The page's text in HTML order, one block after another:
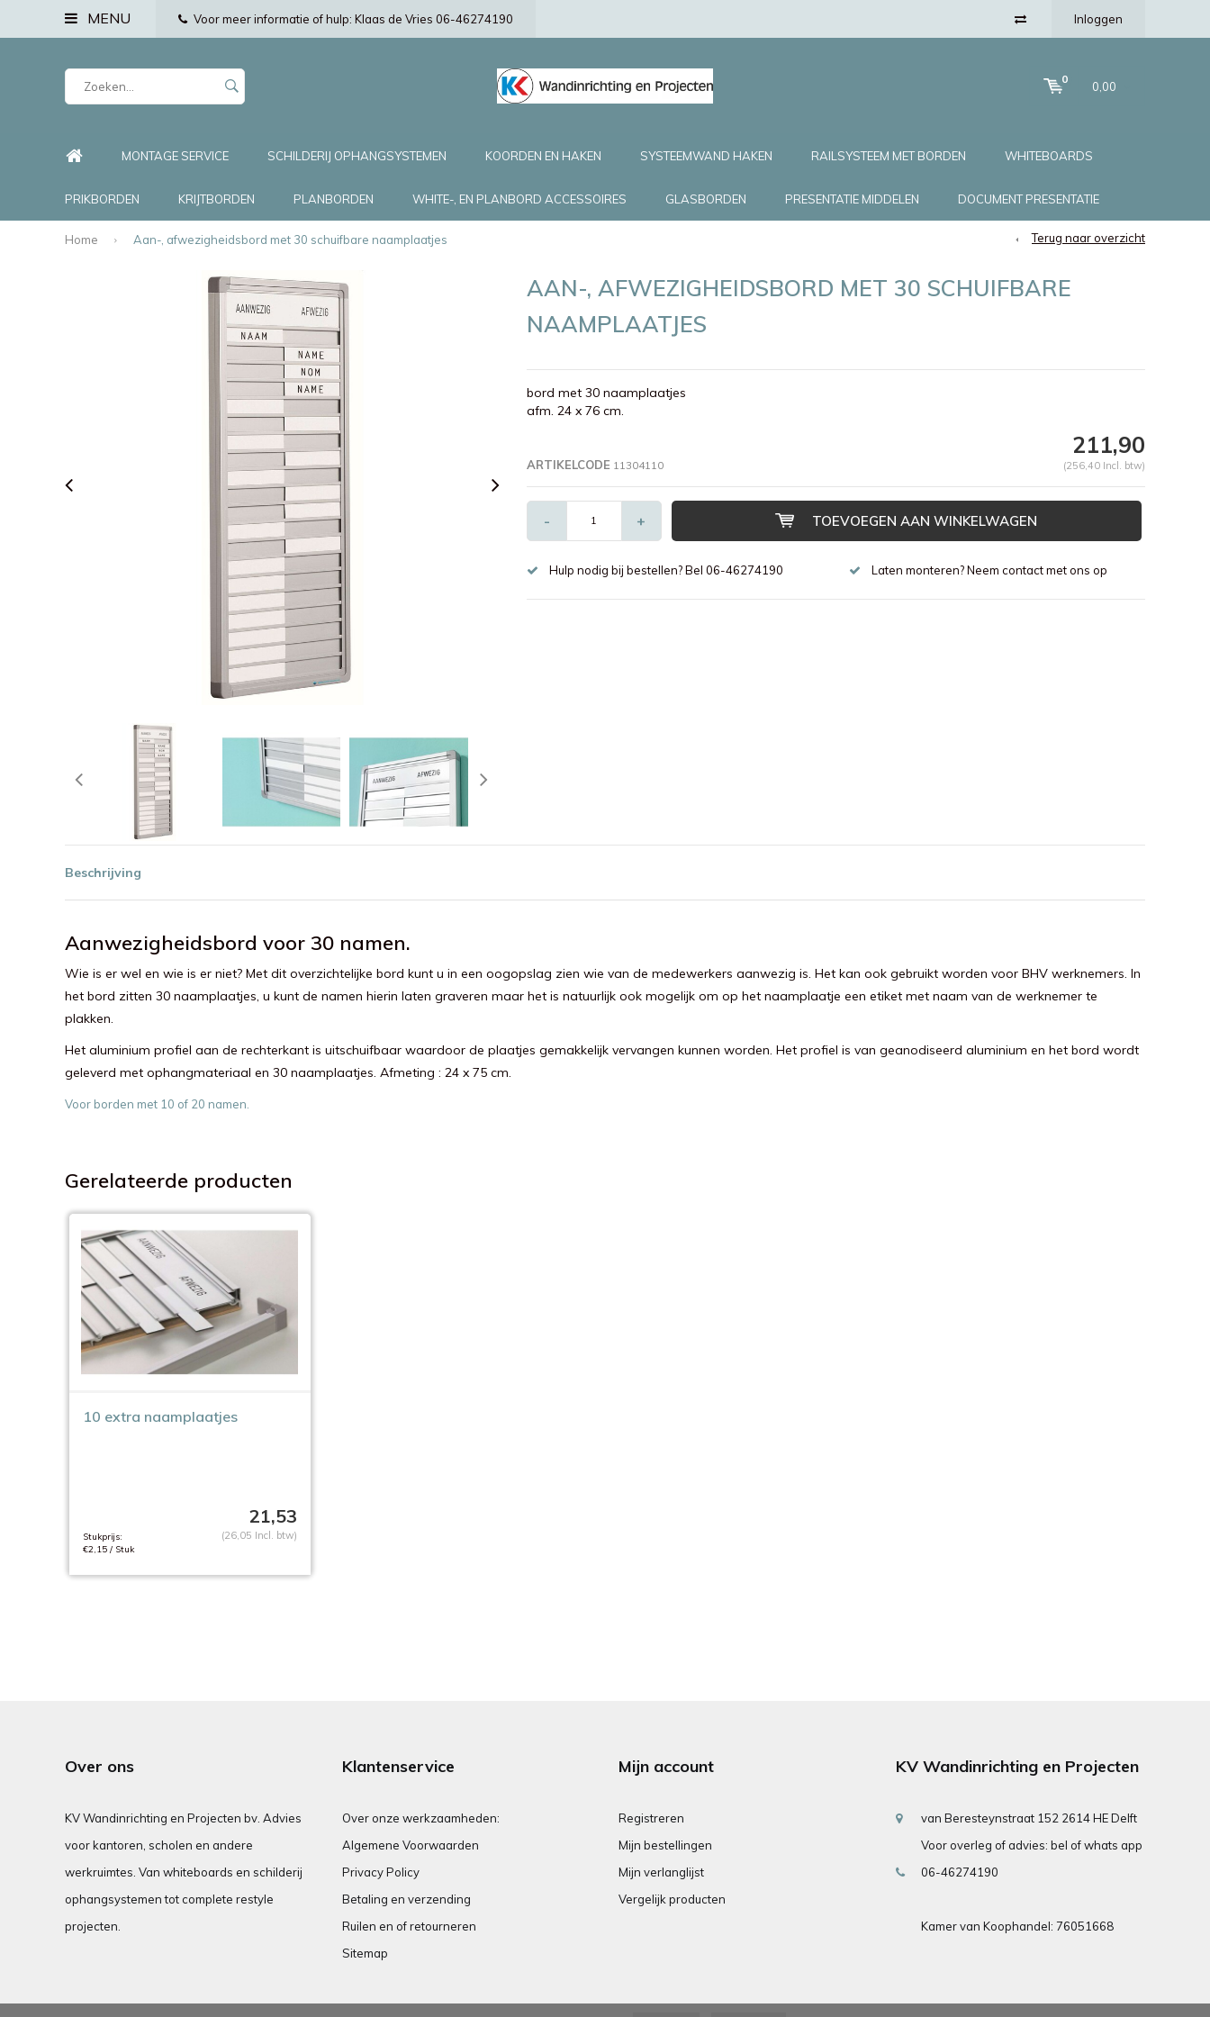
MENU Voor meer informatie of hulp: Klaas de Vries 06-46274190 Inloggen
0
0,00
MONTAGE SERVICE SCHILDERIJ OPHANGSYSTEMEN KOORDEN EN HAKEN SYSTEEMWAND HAKEN RAILSYSTEEM MET BORDEN WHITEBOARDS
PRIKBORDEN KRIJTBORDEN PLANBORDEN WHITE-, EN PLANBORD ACCESSOIRES GLASBORDEN PRESENTATIE MIDDELEN DOCUMENT PRESENTATIE
Home Aan-, afwezigheidsbord met 30 schuifbare naamplaatjes Terug naar overzicht
AAN-, AFWEZIGHEIDSBORD MET 30 SCHUIFBARE
NAAMPLAATJES
bord met 30 naamplaatjes
afm. 24 x 76 cm.
ARTIKELCODE 11304110
211,90
(256,40 Incl. btw)
- + TOEVOEGEN AAN WINKELWAGEN
Hulp nodig bij bestellen? Bel 06-46274190 Laten monteren? Neem contact met ons op
Beschrijving
Aanwezigheidsbord voor 30 namen.
Wie is er wel en wie is er niet? Met dit overzichtelijke bord kunt u in een oogopslag zien wie van de medewerkers aanwezig is. Het kan ook gebruikt worden voor BHV werknemers. In
het bord zitten 30 naamplaatjes, u kunt de namen hierin laten graveren maar het is natuurlijk ook mogelijk om op het naamplaatje een etiket met naam van de werknemer te
plakken.
Het aluminium profiel aan de rechterkant is uitschuifbaar waardoor de plaatjes gemakkelijk vervangen kunnen worden. Het profiel is van geanodiseerd aluminium en het bord wordt
geleverd met ophangmateriaal en 30 naamplaatjes. Afmeting : 24 x 75 cm.
Voor borden met 10 of 20 namen.
Gerelateerde producten
10 extra naamplaatjes
21,53
Stukprijs:
€2,15 / Stuk
(26,05 Incl. btw)
Over ons
KV Wandinrichting en Projecten bv. Advies
voor kantoren, scholen en andere
werkruimtes. Van whiteboards en schilderij
ophangsystemen tot complete restyle
projecten.
Klantenservice
Over onze werkzaamheden:
Algemene Voorwaarden
Privacy Policy
Betaling en verzending
Ruilen en of retourneren
Sitemap
Mijn account
Registreren
Mijn bestellingen
Mijn verlanglijst
Vergelijk producten
KV Wandinrichting en Projecten
van Beresteynstraat 152 2614 HE Delft
Voor overleg of advies: bel of whats app
06-46274190
Kamer van Koophandel: 76051668